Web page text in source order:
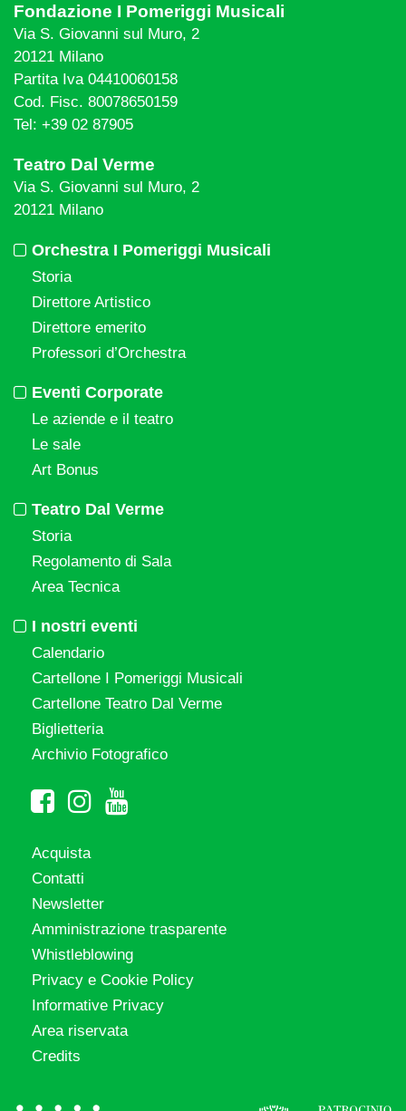
Fondazione I Pomeriggi Musicali
Via S. Giovanni sul Muro, 2
20121 Milano
Partita Iva 04410060158
Cod. Fisc. 80078650159
Tel: +39 02 87905
Teatro Dal Verme
Via S. Giovanni sul Muro, 2
20121 Milano
Orchestra I Pomeriggi Musicali
Storia
Direttore Artistico
Direttore emerito
Professori d’Orchestra
Eventi Corporate
Le aziende e il teatro
Le sale
Art Bonus
Teatro Dal Verme
Storia
Regolamento di Sala
Area Tecnica
I nostri eventi
Calendario
Cartellone I Pomeriggi Musicali
Cartellone Teatro Dal Verme
Biglietteria
Archivio Fotografico
Acquista
Contatti
Newsletter
Amministrazione trasparente
Whistleblowing
Privacy e Cookie Policy
Informative Privacy
Area riservata
Credits